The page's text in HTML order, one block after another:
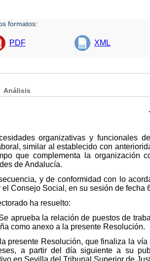
formatos:
PDF XML
organizativas y funcionales
similar al establecido con
que complementa la organización
de Andalucía.
y de conformidad con lo
el Consejo Social, en su sesión de fecha
ha resuelto:
aprueba la relación de puestos de
como anexo a la presente Resolución.
presente Resolución, que finaliza la
a partir del día siguiente a su
en Sevilla del Tribunal Superior de
Análisis